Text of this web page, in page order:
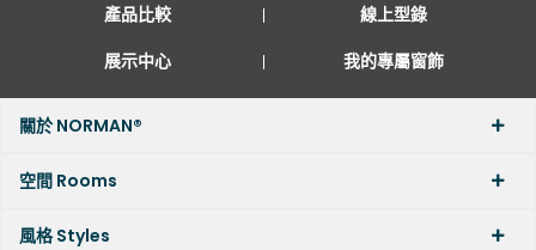
產品比較
線上型錄
展示中心
我的專屬窗飾
關於 NORMAN®
空間 Rooms
風格 Styles